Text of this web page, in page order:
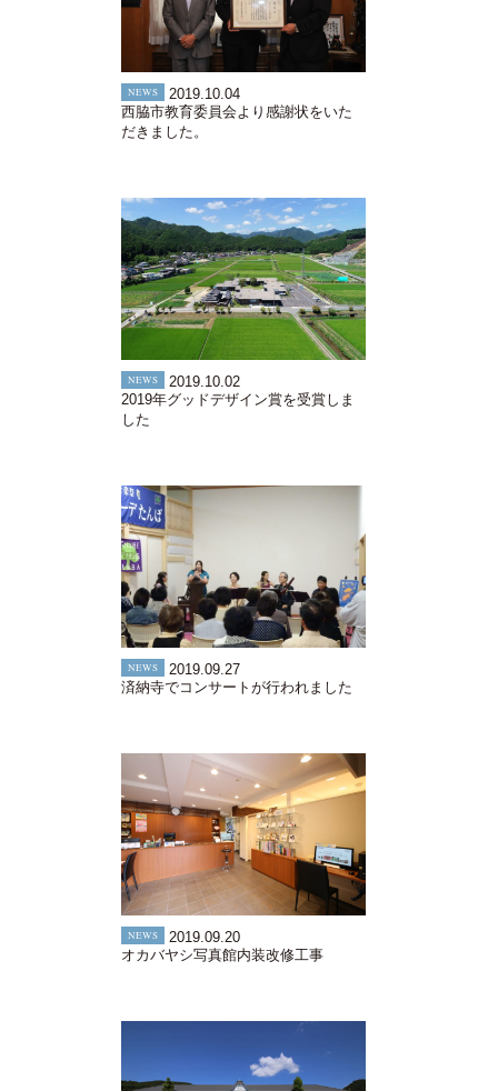
NEWS
2019.10.04
西脇市教育委員会より感謝状をいた
だきました。
NEWS
2019.10.02
2019年グッドデザイン賞を受賞しま
した
NEWS
2019.09.27
済納寺でコンサートが行われました
NEWS
2019.09.20
オカバヤシ写真館内装改修工事